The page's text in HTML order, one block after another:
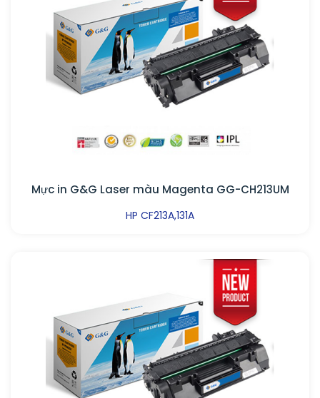
Mực in G&G Laser màu Magenta GG-CH213UM
HP CF213A,131A